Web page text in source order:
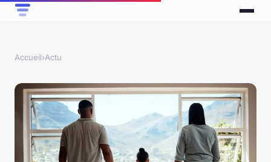
Accueil›Actu